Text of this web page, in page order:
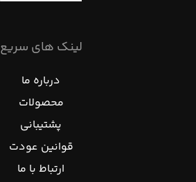
لینک های سریع
درباره ما
محصولات
پشتیبانی
قوانین عودت
ارتباط با ما